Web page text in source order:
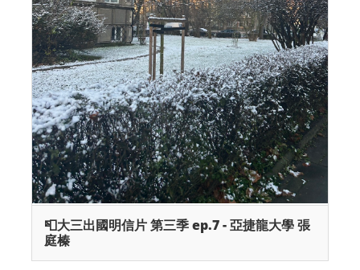
📮大三出國明信片 第三季 ep.7 - 亞捷龍大學 張
庭榛